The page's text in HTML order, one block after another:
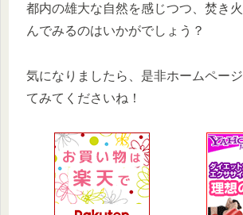
都内の雄大な自然を感じつつ、焚き
んでみるのはいかがでしょう？
気になりましたら、是非ホームペー
てみてくださいね！